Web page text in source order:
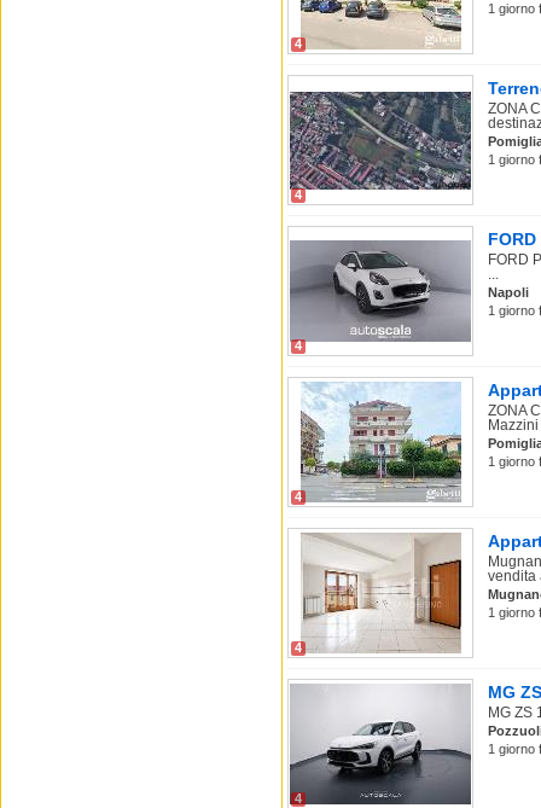
4
1 giorno
4
ZONA
1 giorno
4
FORD
...
Napoli
1 giorno
4
ZONA
1 giorno
4
vendita
1 giorno
4
MG
MG ZS
1 giorno